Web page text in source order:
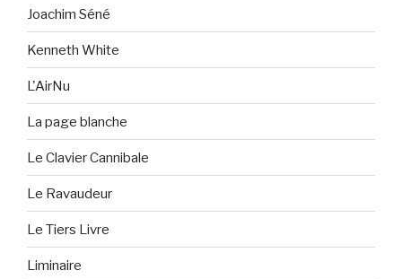
Joachim Séné
Kenneth White
L'AirNu
La page blanche
Le Clavier Cannibale
Le Ravaudeur
Le Tiers Livre
Liminaire